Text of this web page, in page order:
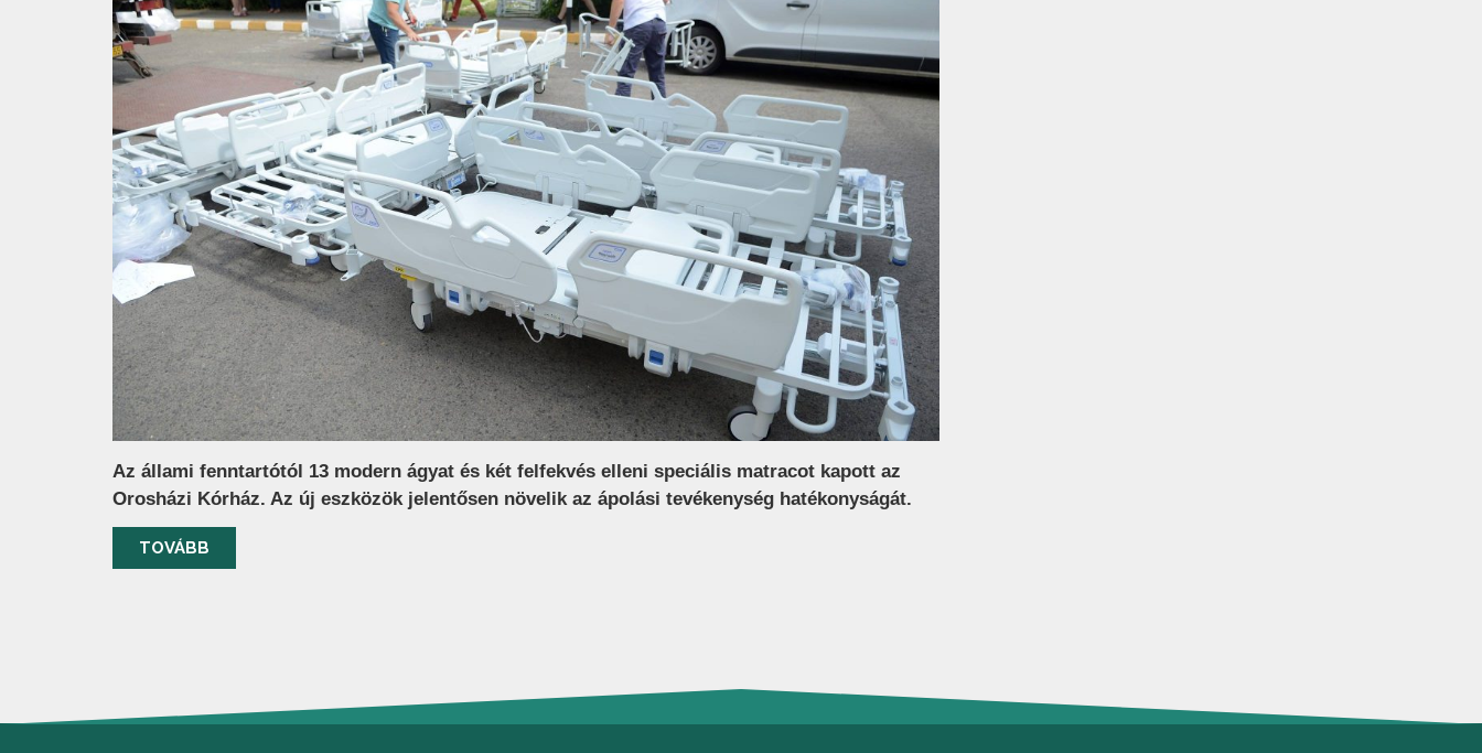
Az állami fenntartótól 13 modern ágyat és két felfekvés elleni speciális matracot kapott az
Orosházi Kórház. Az új eszközök jelentősen növelik az ápolási tevékenység hatékonyságát.
TOVÁBB